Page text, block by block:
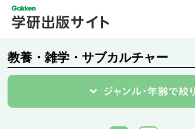
教養・雑学・サブカルチャー